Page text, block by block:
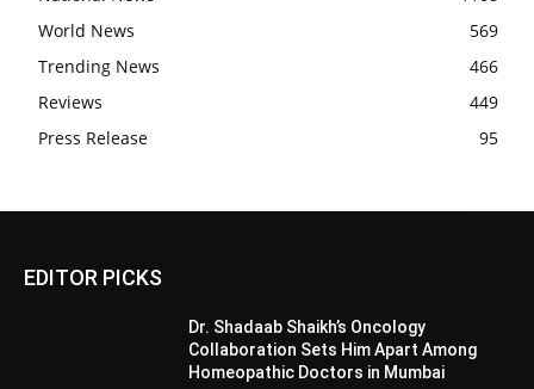
World News
569
Trending News
466
Reviews
449
Press Release
95
EDITOR PICKS
Dr. Shadaab Shaikh’s Oncology
Collaboration Sets Him Apart Among
Homeopathic Doctors in Mumbai